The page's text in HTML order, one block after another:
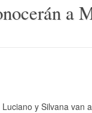
a
y Silvana van